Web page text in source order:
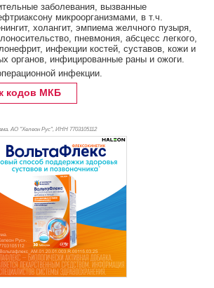
заболевания, вызванные
микроорганизмами, в т.ч.
холангит, эмпиема желчного пузыря,
пневмония, абсцесс легкого,
инфекции костей, суставов, кожи и
органов, инфицированные раны и ожоги.
инфекции.
кодов МКБ
АО "Хелеон Рус", ИНН 7703105112